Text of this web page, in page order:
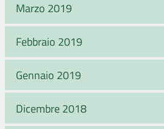
Marzo 2019
Febbraio 2019
Gennaio 2019
Dicembre 2018